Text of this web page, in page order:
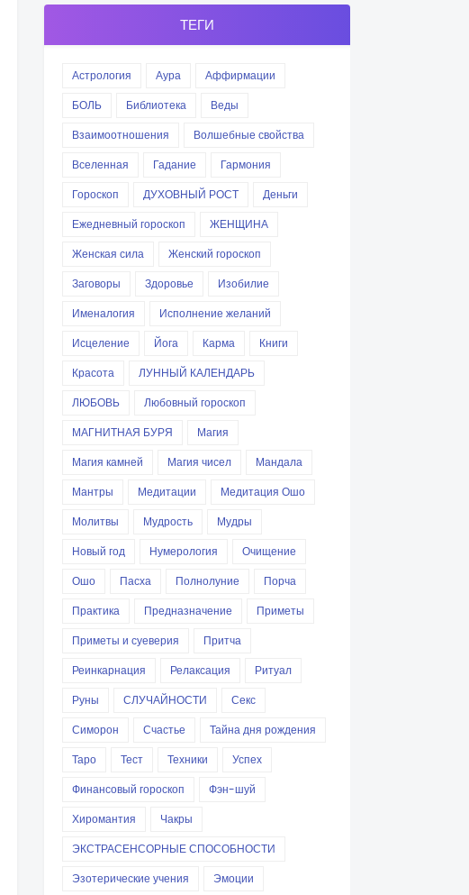
ТЕГИ
Астрология Аура
Аффирмации
БОЛЬ
Библиотека
Веды
Взаимоотношения
Волшебные свойства
Вселенная
Гадание
Гармония
Гороскоп
ДУХОВНЫЙ РОСТ
Деньги
Ежедневный гороскоп
ЖЕНЩИНА
Женская сила
Женский гороскоп
Заговоры
Здоровье
Изобилие
Именалогия
Исполнение желаний
Исцеление
Йога Карма
Книги
Красота
ЛУННЫЙ КАЛЕНДАРЬ
ЛЮБОВЬ
Любовный гороскоп
МАГНИТНАЯ БУРЯ
Магия
Магия камней
Магия чисел
Мандала
Мантры
Медитации
Медитация Ошо
Молитвы
Мудрость
Мудры
Новый год
Нумерология
Очищение
Ошо
Пасха Полнолуние
Порча
Практика
Предназначение
Приметы
Приметы и суеверия
Притча
Реинкарнация
Релаксация
Ритуал
Руны
СЛУЧАЙНОСТИ
Секс
Симорон
Счастье
Тайна дня рождения
Таро
Тест Техники
Успех
Финансовый гороскоп
Фэн-шуй
Хиромантия
Чакры
ЭКСТРАСЕНСОРНЫЕ СПОСОБНОСТИ
Эзотерические учения
Эмоции